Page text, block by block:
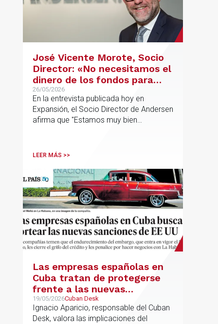
José Vicente Morote, Socio
Director: «No necesitamos el
dinero de los fondos para
desarrollar nuestro
proyecto»
26/05/2026
En la entrevista publicada hoy en
Expansión, el Socio Director de Andersen
afirma que "Estamos muy bien
tenemos y ese es el modelo que vamos
LEER MÁS >>
Las empresas españolas en
Cuba tratan de protegerse
frente a las nuevas
sanciones millonarias que
prepara Estados Unidos
19/05/2026Cuban Desk
Ignacio Aparicio, responsable del Cuban
Desk, valora las implicaciones del